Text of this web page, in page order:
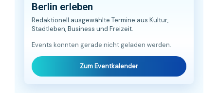
Berlin erleben
Redaktionell ausgewählte Termine aus Kultur,
Stadtleben, Business und Freizeit.
Events konnten gerade nicht geladen werden.
Zum Eventkalender